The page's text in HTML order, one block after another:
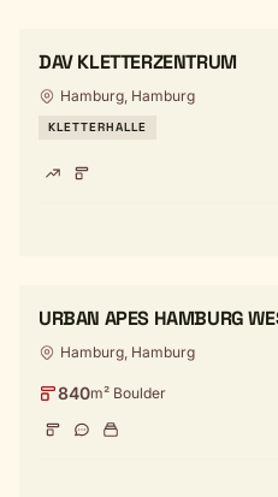
DAV KLETTERZENTRUM
Hamburg, Hamburg
KLETTERHALLE
URBAN APES HAMBURG
Hamburg, Hamburg
840m² Boulder